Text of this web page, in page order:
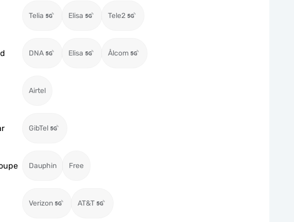
Telia Elisa Tele2
DNA Elisa Ålcom
Airtel
GibTel
Dauphin Free
Verizon AT&T